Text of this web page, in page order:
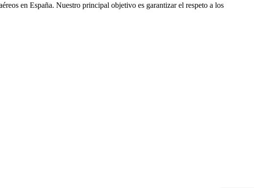
en España. Nuestro principal objetivo es garantizar el respeto a los